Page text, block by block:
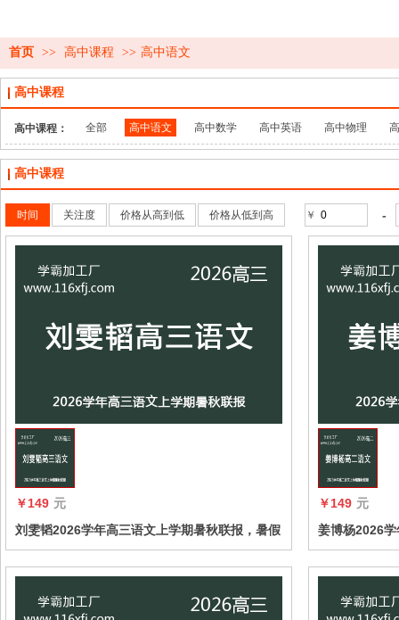
首页 >> 高中课程 >> 高中语文
高中课程
高中课程： 全部 高中语文 高中数学 高中英语 高中物理
高中课程
时间 关注度 价格从高到低 价格从低到高 ￥ -
收藏
￥149 元
刘雯韬2026学年高三语文上学期暑秋联报，暑假
班更新完毕，秋季班同步更新中
￥149 元
姜博杨2026
班更新完毕，